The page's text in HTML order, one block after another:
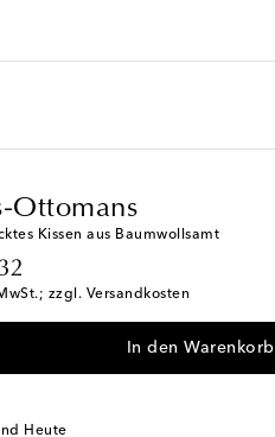
Ottomans
Kissen aus Baumwollsamt
price
zzgl. Versandkosten
In den Warenkorb
Heute